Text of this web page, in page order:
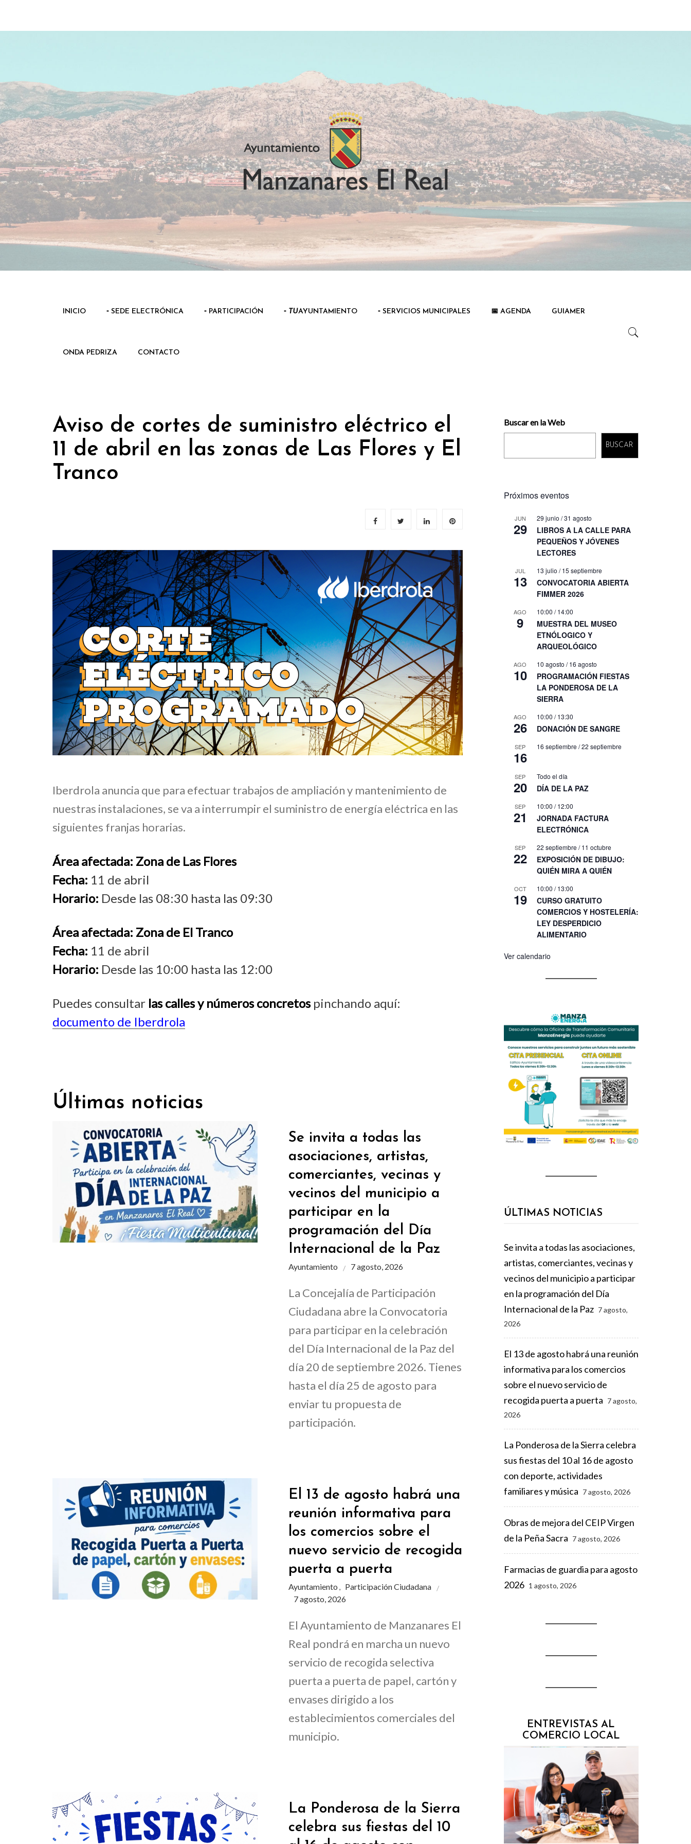
INICIO ▫️ SEDE ELECTRÓNICA ▫️ PARTICIPACIÓN ▫️ TUAYUNTAMIENTO ▫️ SERVICIOS MUNICIPALES 📅 AGENDA GUIAMER
ONDA PEDRIZA CONTACTO
Aviso de cortes de suministro eléctrico el
11 de abril en las zonas de Las Flores y El
Tranco
Iberdrola anuncia que para efectuar trabajos de ampliación y mantenimiento de
nuestras instalaciones, se va a interrumpir el suministro de energía eléctrica en las
siguientes franjas horarias.
Área afectada: Zona de Las Flores
Fecha: 11 de abril
Horario: Desde las 08:30 hasta las 09:30
Área afectada: Zona de El Tranco
Fecha: 11 de abril
Horario: Desde las 10:00 hasta las 12:00
Puedes consultar las calles y números concretospinchando aquí:
documento de Iberdrola
Últimas noticias
Se invita a todas las
asociaciones, artistas,
comerciantes, vecinas y
vecinos del municipio a
participar en la
programación del Día
Internacional de la Paz
Ayuntamiento 7 agosto, 2026
La Concejalía de Participación
Ciudadana abre la Convocatoria
para participar en la celebración
del Día Internacional de la Paz del
día 20 de septiembre 2026. Tienes
hasta el día 25 de agosto para
enviar tu propuesta de
participación.
El 13 de agosto habrá una
reunión informativa para
los comercios sobre el
nuevo servicio de recogida
puerta a puerta
Ayuntamiento , Participación Ciudadana
7 agosto, 2026
El Ayuntamiento de Manzanares El
Real pondrá en marcha un nuevo
servicio de recogida selectiva
puerta a puerta de papel, cartón y
envases dirigido a los
establecimientos comerciales del
municipio.
La Ponderosa de la Sierra
celebra sus fiestas del 10
Buscar en la Web
BUSCAR
Próximos eventos
JUN
29
29 junio /31 agosto
LIBROS A LA CALLE PARA
PEQUEÑOS Y JÓVENES
LECTORES
JUL
13
13 julio /15 septiembre
CONVOCATORIA ABIERTA
FIMMER 2026
AGO
9
10:00 /14:00
MUESTRA DEL MUSEO
ETNÓLOGICO Y
ARQUEOLÓGICO
AGO
10
10 agosto /16 agosto
PROGRAMACIÓN FIESTAS
LA PONDEROSA DE LA
SIERRA
AGO
26
10:00 /13:30
DONACIÓN DE SANGRE
SEP
16
16 septiembre /22 septiembre
SEP
20
Todo el día
DÍA DE LA PAZ
SEP
21
10:00 /12:00
JORNADA FACTURA
ELECTRÓNICA
SEP
22
22 septiembre /11 octubre
EXPOSICIÓN DE DIBUJO:
QUIÉN MIRA A QUIÉN
OCT
19
10:00 /13:00
CURSO GRATUITO
COMERCIOS Y HOSTELERÍA:
LEY DESPERDICIO
ALIMENTARIO
Ver calendario
ÚLTIMAS NOTICIAS
Se invita a todas las asociaciones,
artistas, comerciantes, vecinas y
vecinos del municipio a participar
en la programación del Día
Internacional de la Paz 7 agosto,
2026
El 13 de agosto habrá una reunión
informativa para los comercios
sobre el nuevo servicio de
recogida puerta a puerta 7 agosto,
2026
La Ponderosa de la Sierra celebra
sus fiestas del 10 al 16 de agosto
con deporte, actividades
familiares y música 7 agosto, 2026
Obras de mejora del CEIP Virgen
de la Peña Sacra 7 agosto, 2026
Farmacias de guardia para agosto
2026 1 agosto, 2026
ENTREVISTAS AL
COMERCIO LOCAL